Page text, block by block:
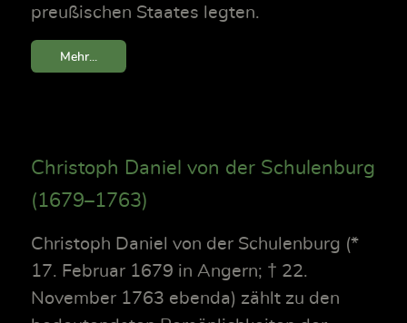
preußischen Staates legten.
Mehr...
Christoph Daniel von der Schulenburg
(1679–1763)
Christoph Daniel von der Schulenburg (*
17. Februar 1679 in Angern; † 22.
November 1763 ebenda) zählt zu den